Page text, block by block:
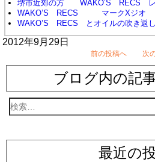
堺市近郊の方 WAKO’S RECS レ
WAKO’S RECS マークXジオ こ
WAKO’S RECS とオイルの吹き返し
2012年9月29日
前の投稿へ 次
ブログ内の記
最近の